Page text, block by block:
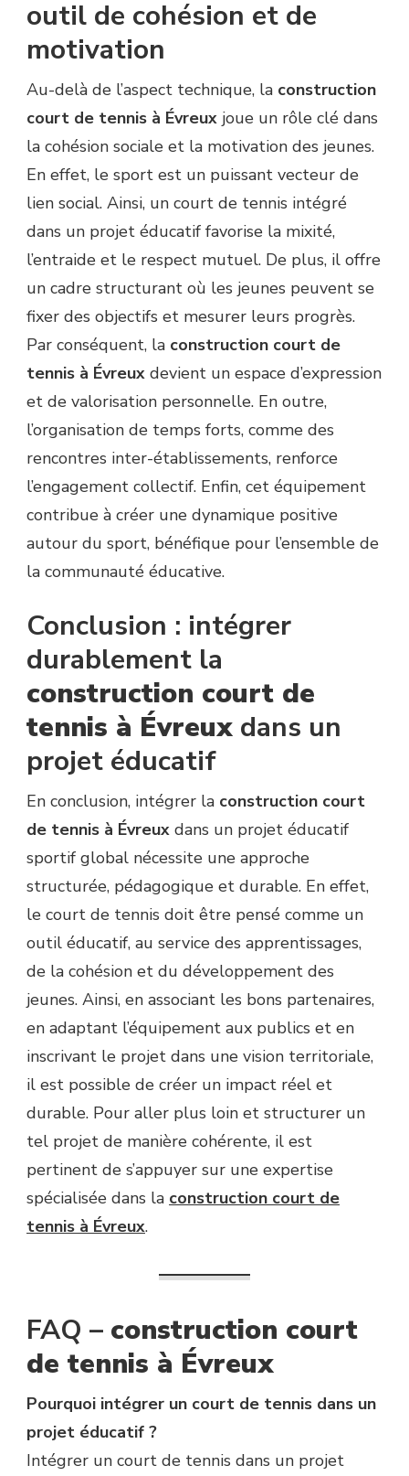
outil de cohésion et de
motivation
Au-delà de l’aspect technique, la construction
court de tennis à Évreux joue un rôle clé dans
la cohésion sociale et la motivation des jeunes.
En effet, le sport est un puissant vecteur de
lien social. Ainsi, un court de tennis intégré
dans un projet éducatif favorise la mixité,
l’entraide et le respect mutuel. De plus, il offre
un cadre structurant où les jeunes peuvent se
fixer des objectifs et mesurer leurs progrès.
Par conséquent, la construction court de
tennis à Évreux devient un espace d’expression
et de valorisation personnelle. En outre,
l’organisation de temps forts, comme des
rencontres inter-établissements, renforce
l’engagement collectif. Enfin, cet équipement
contribue à créer une dynamique positive
autour du sport, bénéfique pour l’ensemble de
la communauté éducative.
Conclusion : intégrer
durablement la
construction court de
tennis à Évreux dans un
projet éducatif
En conclusion, intégrer la construction court
de tennis à Évreux dans un projet éducatif
sportif global nécessite une approche
structurée, pédagogique et durable. En effet,
le court de tennis doit être pensé comme un
outil éducatif, au service des apprentissages,
de la cohésion et du développement des
jeunes. Ainsi, en associant les bons partenaires,
en adaptant l’équipement aux publics et en
inscrivant le projet dans une vision territoriale,
il est possible de créer un impact réel et
durable. Pour aller plus loin et structurer un
tel projet de manière cohérente, il est
pertinent de s’appuyer sur une expertise
spécialisée dans la construction court de
tennis à Évreux.
FAQ – construction court
de tennis à Évreux
Pourquoi intégrer un court de tennis dans un
projet éducatif ?
Intégrer un court de tennis dans un projet